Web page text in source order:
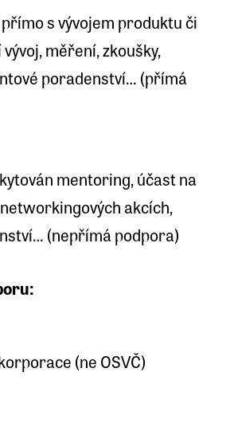
s vývojem produktu či
měření, zkoušky,
poradenství… (přímá
mentoring, účast na
akcích,
(nepřímá podpora)
(ne OSVČ)